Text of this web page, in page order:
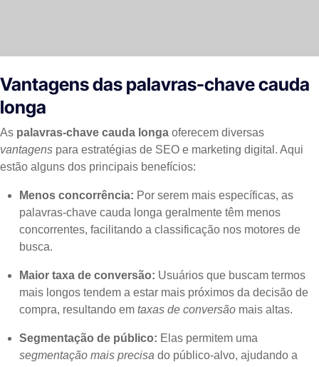
Vantagens das palavras-chave cauda
longa
As palavras-chave cauda longa oferecem diversas
vantagens para estratégias de SEO e marketing digital. Aqui
estão alguns dos principais benefícios:
Menos concorrência: Por serem mais específicas, as
palavras-chave cauda longa geralmente têm menos
concorrentes, facilitando a classificação nos motores de
busca.
Maior taxa de conversão: Usuários que buscam termos
mais longos tendem a estar mais próximos da decisão de
compra, resultando emtaxas de conversão mais altas.
Segmentação de público: Elas permitem uma
segmentação mais precisa do público-alvo, ajudando a